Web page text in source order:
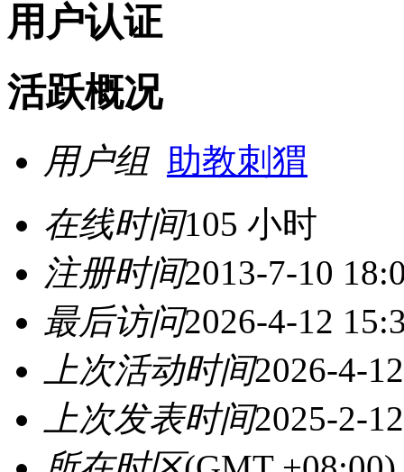
用户认证
活跃概况
用户组 助教刺猬
在线时间105 小时
注册时间2013-7-10
最后访问2026-4-12
上次活动时间2026-4-
上次发表时间2025-2-